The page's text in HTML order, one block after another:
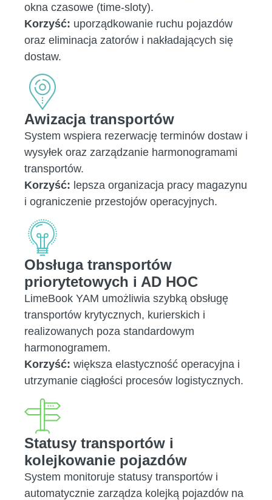
okna czasowe (time-sloty).
Korzyść: uporządkowanie ruchu pojazdów
oraz eliminacja zatorów i nakładających się
dostaw.
Awizacja transportów
System wspiera rezerwację terminów dostaw i
wysyłek oraz zarządzanie harmonogramami
transportów.
Korzyść: lepsza organizacja pracy magazynu
i ograniczenie przestojów operacyjnych.
Obsługa transportów
priorytetowych i AD HOC
LimeBook YAM umożliwia szybką obsługę
transportów krytycznych, kurierskich i
realizowanych poza standardowym
harmonogramem.
Korzyść: większa elastyczność operacyjna i
utrzymanie ciągłości procesów logistycznych.
Statusy transportów i
kolejkowanie pojazdów
System monitoruje statusy transportów i
automatycznie zarządza kolejką pojazdów na